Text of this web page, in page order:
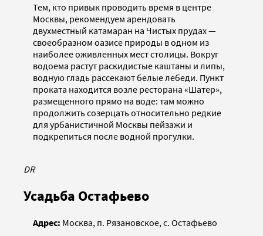
Тем, кто привык проводить время в центре
Москвы, рекомендуем арендовать
двухместный катамаран на Чистых прудах —
своеобразном оазисе природы в одном из
наиболее оживленных мест столицы. Вокруг
водоема растут раскидистые каштаны и липы,
водную гладь рассекают белые лебеди. Пункт
проката находится возле ресторана «Шатер»,
размещенного прямо на воде: там можно
продолжить созерцать относительно редкие
для урбанистичной Москвы пейзажи и
подкрепиться после водной прогулки.
DR
Усадьба Остафьево
Адрес: Москва, п. Рязановское, с. Остафьево